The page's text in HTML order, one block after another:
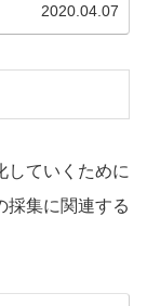
2020.04.07
していくために
集に関連する